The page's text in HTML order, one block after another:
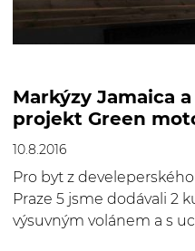
Markýzy Jamaica
projekt Green
10.8.2016
Pro byt z
Praze 5 jsme dodávali 2
výsuvným volánem a s